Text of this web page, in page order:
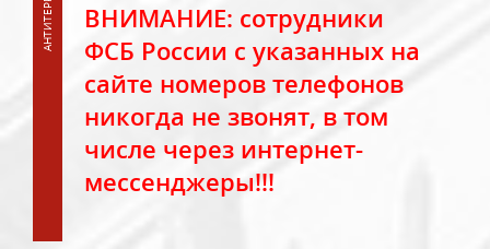
ВНИМАНИЕ: сотрудники
ФСБ России с указанных на
сайте номеров телефонов
никогда не звонят, в том
числе через интернет-
мессенджеры!!!